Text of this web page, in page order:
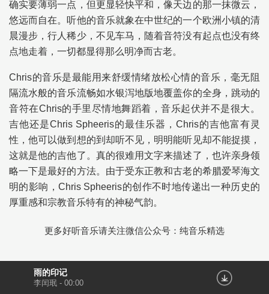
确实要薄弱一点，但更显轻快平和，像天边的那一抹微云，
悠远而自在。听他的音乐就象在中世纪的一个欧洲小镇的清
晨漫步，行人稀少，不见车马，随着音符没有起点也没有终
点地走着，一切都显得那么明净而古老。
Chris的音乐是最能用来舒缓情绪放松心情的音乐，毫无阻
隔流水般的音乐流畅如水银泻地版地覆盖你的全身，跳动的
音符在Chris的手里尽情地舞蹈着，音乐起伏并不是很大。
吉他还是Chris Spheeris的最佳乐器，Chris的吉他富有灵
性，他可以做到想的到却听不见，明明能听见却不能捉摸，
这就是他的吉他了。真的很难用文字来描述了，也许亲身领
略一下是最好的方法。由于受东正教和古老的希腊爱琴海文
明的影响，Chris Spheeris的创作不时地传递出一种历史的
厚重感和宗教音乐特有的神秘气韵。
更多好听音乐请关注微信公众号：纯音乐精选
雨的印记
李闰珉 - 00:00